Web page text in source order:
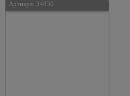
Артикул: 34830